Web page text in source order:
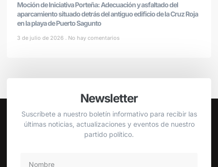
Moción de Iniciativa Porteña: Adecuación y asfaltado del
aparcamiento situado detrás del antiguo edificio de la Cruz Roja
en la playa de Puerto Sagunto
3 de julio de 2026 No hay comentarios
Newsletter
Suscríbete a nuestro boletín informativo para recibir las
últimas noticias, actualizaciones y eventos de nuestro
partido político.